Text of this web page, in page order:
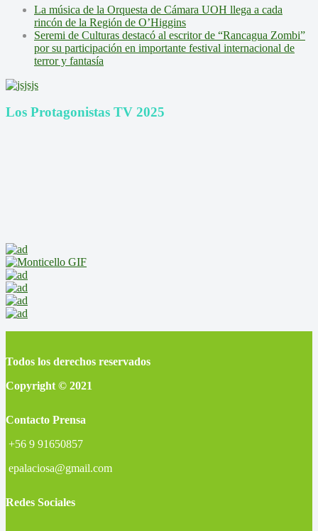
La música de la Orquesta de Cámara UOH llega a cada
rincón de la Región de O’Higgins
Seremi de Culturas destacó al escritor de “Rancagua Zombi”
por su participación en importante festival internacional de
terror y fantasía
Los Protagonistas TV 2025
Todos los derechos reservados
Copyright © 2021
Contacto Prensa
+56 9 91650857
epalaciosa@gmail.com
Redes Sociales